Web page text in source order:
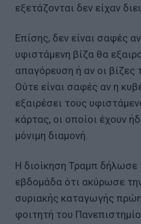
εξετάζονται δεν είχαν
Επίσης, δεν είναι σαφές
υφιστάμενη βίζα θα
απαγόρευση ή αν οι
Ούτε είναι σαφές αν η
εξαιρέσει τους
κάρτας, οι οποίοι έχουν
μόνιμη διαμονή.
Η διοίκηση Τραμπ δήλωσε
εβδομάδα ότι ακύρωσε
συριακής καταγωγής
φοιτητή του